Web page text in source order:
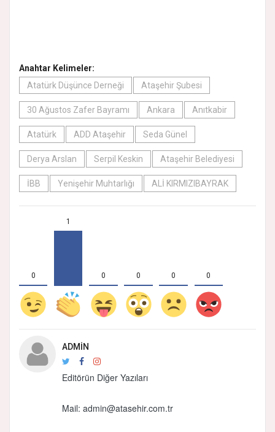
Anahtar Kelimeler:
Atatürk Düşünce Derneği
Ataşehir Şubesi
30 Ağustos Zafer Bayramı Ankara Anıtkabir
Atatürk ADD Ataşehir Seda Günel
Derya Arslan Serpil Keskin Ataşehir Belediyesi
İBB Yenişehir Muhtarlığı ALİ KIRMIZIBAYRAK
0
1
0 0 0 0
ADMIN
Editörün Diğer Yazıları
Mail: admin@atasehir.com.tr